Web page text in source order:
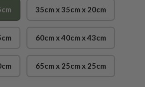
35cm x 35cm x 20cm
60cm x 40cm x 43cm
65cm x 25cm x 25cm